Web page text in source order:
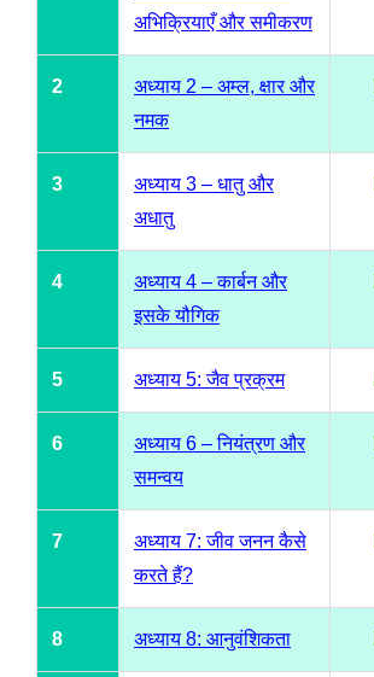
अभिक्रियाएँ और समीकरण
2
अध्याय 2 – अम्ल, क्षार और
नमक
3
अध्याय 3 – धातु और
अधातु
4
अध्याय 4 – कार्बन और
इसके यौगिक
5 अध्याय 5: जैव प्रक्रम
6
अध्याय 6 – नियंत्रण और
समन्वय
7
अध्याय 7: जीव जनन कैसे
करते हैं?
8 अध्याय 8: आनुवंशिकता